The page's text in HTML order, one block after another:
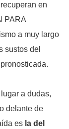
en
PARA
a muy largo
sustos del
a dudas,
delante de
es la del